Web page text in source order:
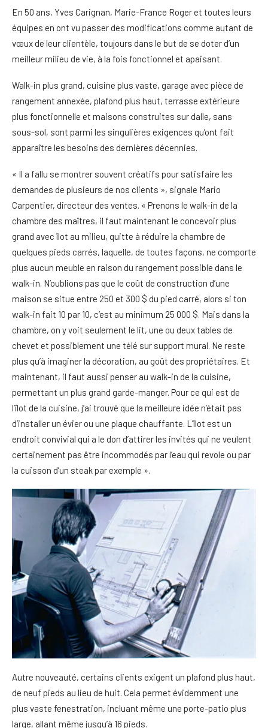
En 50 ans, Yves Carignan, Marie-France Roger et toutes leurs
équipes en ont vu passer des modifications comme autant de
vœux de leur clientèle, toujours dans le but de se doter d’un
meilleur milieu de vie, à la fois fonctionnel et apaisant.
Walk-in plus grand, cuisine plus vaste, garage avec pièce de
rangement annexée, plafond plus haut, terrasse extérieure
plus fonctionnelle et maisons construites sur dalle, sans
sous-sol, sont parmi les singulières exigences qu’ont fait
apparaître les besoins des dernières décennies.
« Il a fallu se montrer souvent créatifs pour satisfaire les
demandes de plusieurs de nos clients », signale Mario
Carpentier, directeur des ventes. « Prenons le walk-in de la
chambre des maîtres, il faut maintenant le concevoir plus
grand avec îlot au milieu, quitte à réduire la chambre de
quelques pieds carrés, laquelle, de toutes façons, ne comporte
plus aucun meuble en raison du rangement possible dans le
walk-in. N’oublions pas que le coût de construction d’une
maison se situe entre 250 et 300 $ du pied carré, alors si ton
walk-in fait 10 par 10, c’est au minimum 25 000 $. Mais dans la
chambre, on y voit seulement le lit, une ou deux tables de
chevet et possiblement une télé sur support mural. Ne reste
plus qu’à imaginer la décoration, au goût des propriétaires. Et
maintenant, il faut aussi penser au walk-in de la cuisine,
permettant un plus grand garde-manger. Pour ce qui est de
l’îlot de la cuisine, j’ai trouvé que la meilleure idée n’était pas
d’installer un évier ou une plaque chauffante. L’îlot est un
endroit convivial qui a le don d’attirer les invités qui ne veulent
certainement pas être incommodés par l’eau qui revole ou par
la cuisson d’un steak par exemple ».
Autre nouveauté, certains clients exigent un plafond plus haut,
de neuf pieds au lieu de huit. Cela permet évidemment une
plus vaste fenestration, incluant même une porte-patio plus
large, allant même jusqu’à 16 pieds.